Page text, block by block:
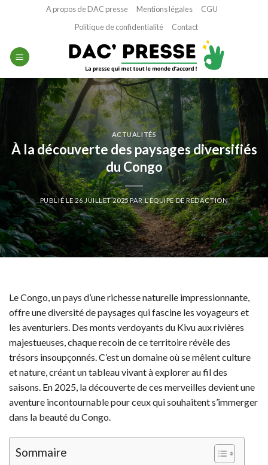
A propos de DAC presse Mentions légales
CGU
Politique de confidentialité
Contact
ACTUALITÉS
À la découverte des paysages diversifiés
du Congo
PUBLIÉ LE26 JUILLET 2025PARL'ÉQUIPE DE REDACTION
Le Congo, un pays d’une richesse naturelle impressionnante,
offre une diversité de paysages qui fascine les voyageurs et
les aventuriers. Des monts verdoyants du Kivu aux rivières
majestueuses, chaque recoin de ce territoire révèle des
trésors insoupçonnés. C’est un domaine où se mêlent culture
et nature, créant un tableau vivant à explorer au fil des
saisons. En 2025, la découverte de ces merveilles devient une
aventure incontournable pour ceux qui souhaitent s’immerger
dans la beauté du Congo.
Sommaire